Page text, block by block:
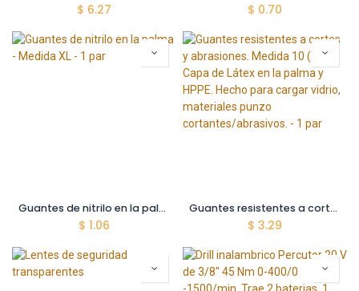
$ 6.27 $ 0.70
Guantes de nitrilo en la palma - Medida XL - 1 par
$ 1.06
Guantes resistentes a cortes y abrasiones. Medida 10 (XL). Capa de Látex en la palma y HPPE. Hecho para cargar vidrio, materiales punzo cortantes/abrasivos. - 1 par
$ 3.29